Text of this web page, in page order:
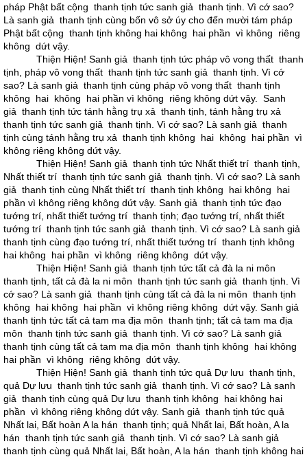
pháp Phật bất cộng thanh tịnh tức sanh giả thanh tịnh. Vì cớ sao?
Là sanh giả thanh tịnh cùng bốn vô sở úy cho đến mười tám pháp
Phật bất cộng thanh tịnh không hai không hai phần vì không riêng
không dứt vậy.
Thiện Hiện! Sanh giả thanh tịnh tức pháp vô vong thất thanh
tịnh, pháp vô vong thất thanh tịnh tức sanh giả thanh tịnh. Vì cớ
sao? Là sanh giả thanh tịnh cùng pháp vô vong thất thanh tịnh
không hai không hai phần vì không riêng không dứt vậy. Sanh
giả thanh tịnh tức tánh hằng trụ xả thanh tịnh, tánh hằng trụ xả
thanh tịnh tức sanh giả thanh tịnh. Vì cớ sao? Là sanh giả thanh
tịnh cùng tánh hằng trụ xả thanh tịnh không hai không hai phần vì
không riêng không dứt vậy.
Thiện Hiện! Sanh giả thanh tịnh tức Nhất thiết trí thanh tịnh,
Nhất thiết trí thanh tịnh tức sanh giả thanh tịnh. Vì cớ sao? Là sanh
giả thanh tịnh cùng Nhất thiết trí thanh tịnh không hai không hai
phần vì không riêng không dứt vậy. Sanh giả thanh tịnh tức đạo
tướng trí, nhất thiết tướng trí thanh tịnh; đạo tướng trí, nhất thiết
tướng trí thanh tịnh tức sanh giả thanh tịnh. Vì cớ sao? Là sanh giả
thanh tịnh cùng đạo tướng trí, nhất thiết tướng trí thanh tịnh không
hai không hai phần vì không riêng không dứt vậy.
Thiện Hiện! Sanh giả thanh tịnh tức tất cả đà la ni môn
thanh tịnh, tất cả đà la ni môn thanh tịnh tức sanh giả thanh tịnh. Vì
cớ sao? Là sanh giả thanh tịnh cùng tất cả đà la ni môn thanh tịnh
không hai không hai phần vì không riêng không dứt vậy. Sanh giả
thanh tịnh tức tất cả tam ma địa môn thanh tịnh; tất cả tam ma địa
môn thanh tịnh tức sanh giả thanh tịnh. Vì cớ sao? Là sanh giả
thanh tịnh cùng tất cả tam ma địa môn thanh tịnh không hai không
hai phần vì không riêng không dứt vậy.
Thiện Hiện! Sanh giả thanh tịnh tức quả Dự lưu thanh tịnh,
quả Dự lưu thanh tịnh tức sanh giả thanh tịnh. Vì cớ sao? Là sanh
giả thanh tịnh cùng quả Dự lưu thanh tịnh không hai không hai
phần vì không riêng không dứt vậy. Sanh giả thanh tịnh tức quả
Nhất lai, Bất hoàn A la hán thanh tịnh; quả Nhất lai, Bất hoàn, A la
hán thanh tịnh tức sanh giả thanh tịnh. Vì cớ sao? Là sanh giả
thanh tịnh cùng quả Nhất lai, Bất hoàn, A la hán thanh tịnh không hai